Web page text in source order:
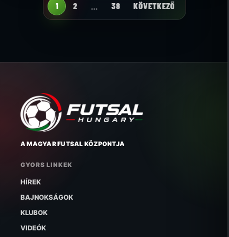
1 2 … 38 KÖVETKEZŐ
A MAGYAR FUTSAL KÖZPONTJA
GYORS LINKEK
HÍREK
BAJNOKSÁGOK
KLUBOK
VIDEÓK